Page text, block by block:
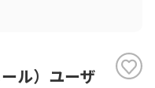
ル）ユーザ